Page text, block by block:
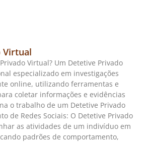
Virtual
Virtual? Um Detetive Privado
especializado em investigações
online, utilizando ferramentas e
coletar informações e evidências
o trabalho de um Detetive Privado
de Redes Sociais: O Detetive Privado
as atividades de um indivíduo em
padrões de comportamento,